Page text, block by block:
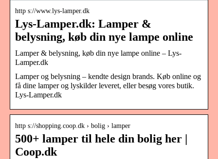
http s://www.lys-lamper.dk
Lys-Lamper.dk: Lamper &
belysning, køb din nye lampe online
Lamper & belysning, køb din nye lampe online – Lys-
Lamper.dk
Lamper og belysning – kendte design brands. Køb online og
få dine lamper og lyskilder leveret, eller besøg vores butik.
Lys-Lamper.dk
http s://shopping.coop.dk › bolig › lamper
500+ lamper til hele din bolig her |
Coop.dk